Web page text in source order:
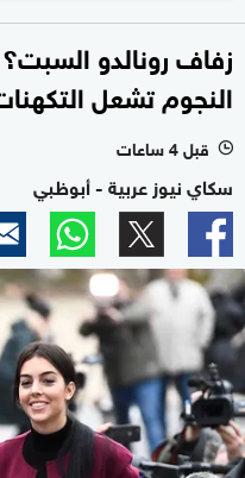
زفاف رونالدو
النجوم تشعل
l قبل 4 ساعات
سكاي نيوز عربية - أبوظبي